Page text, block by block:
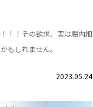
！！その欲求、実は腸内細
もしれません。
2023.05.24